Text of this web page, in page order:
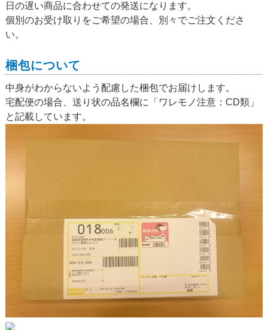
日の遅い商品に合わせての発送になります。
個別のお受け取りをご希望の場合、別々でご注文くださ
い。
梱包について
中身がわからないよう配慮した梱包でお届けします。
宅配便の場合、送り状の品名欄に「ワレモノ注意：CD類」
と記載しています。